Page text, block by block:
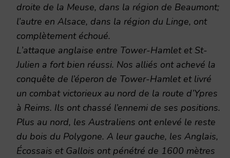
droite de la Meuse, dans la région de Beaumont;
l’autre en Alsace, dans la région du Linge, ont
complètement échoué.
L’attaque anglaise entre Tower-Hamlet et St-
Julien a fort bien réussi. Nos alliés ont achevé la
conquête de l’éperon de Tower-Hamlet et livré
un combat victorieux au nord de la route d’Ypres
à Reims. Ils ont chassé l’ennemi de ses positions.
Plus au nord, les Australiens ont enlevé le reste
du bois du Polygone. A leur gauche, les Anglais,
Écossais et Gallois ont pénétré de 1600 mètres